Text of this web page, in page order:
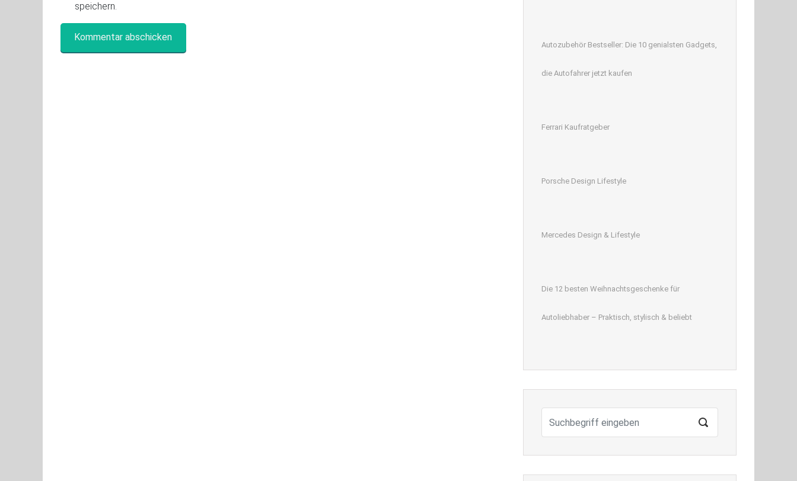
speichern.
Autozubehör Bestseller: Die 10 genialsten Gadgets,
die Autofahrer jetzt kaufen
Ferrari Kaufratgeber
Porsche Design Lifestyle
Mercedes Design & Lifestyle
Die 12 besten Weihnachtsgeschenke für
Autoliebhaber – Praktisch, stylisch & beliebt